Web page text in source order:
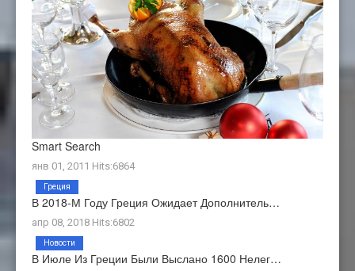
Smart Search
янв 01, 2011 Hits:6864
В 2018-М Году Греция Ожидает Дополнитель…
апр 08, 2018 Hits:6802
Греция
В Июле Из Греции Были Выслано 1600 Нелег…
Новости